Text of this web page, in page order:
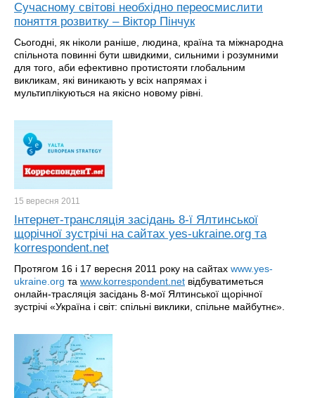
Сучасному світові необхідно переосмислити
поняття розвитку – Віктор Пінчук
Сьогодні, як ніколи раніше, людина, країна та міжнародна
спільнота повинні бути швидкими, сильними і розумними
для того, аби ефективно протистояти глобальним
викликам, які виникають у всіх напрямах і
мультиплікуються на якісно новому рівні.
15 вересня 2011
Інтернет-трансляція засідань 8-ї Ялтинської
щорічної зустрічі на сайтах yes-ukraine.org та
korrespondent.net
Протягом 16 і 17 вересня 2011 року на сайтах www.yes-
ukraine.org та www.korrespondent.net відбуватиметься
онлайн-трасляція засідань 8-мої Ялтинської щорічної
зустрічі «Україна і світ: спільні виклики, спільне майбутнє».